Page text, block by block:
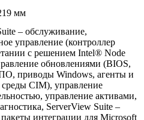
мм
– обслуживание,
управление (контроллер
с решением Intel® Node
обновлениями (BIOS,
приводы Windows, агенты и
CIM), управление
управление активами,
ServerView Suite –
интеграции для Microsoft